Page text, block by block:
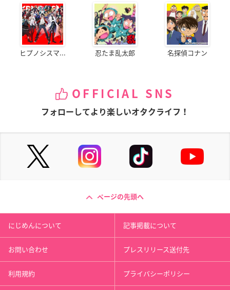
ヒプノシスマ... 忍たま乱太郎 名探偵コナン
OFFICIAL SNS
フォローしてより楽しいオタクライフ！
ページの先頭へ
にじめんについて 記事掲載について
お問い合わせ プレスリリース送付先
利用規約 プライバシーポリシー